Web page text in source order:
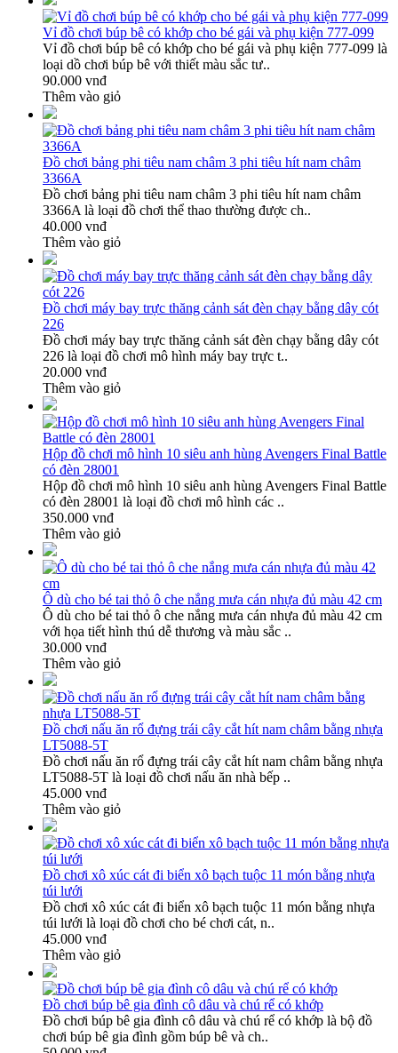
Vỉ đồ chơi búp bê có khớp cho bé gái và phụ kiện 777-099
Vỉ đồ chơi búp bê có khớp cho bé gái và phụ kiện 777-099 là
loại dồ chơi búp bê với thiết màu sắc tư..
90.000 vnđ
Thêm vào giỏ
Đồ chơi bảng phi tiêu nam châm 3 phi tiêu hít nam châm
3366A
Đồ chơi bảng phi tiêu nam châm 3 phi tiêu hít nam châm
3366A là loại đồ chơi thể thao thường được ch..
40.000 vnđ
Thêm vào giỏ
Đồ chơi máy bay trực thăng cảnh sát đèn chạy bằng dây cót
226
Đồ chơi máy bay trực thăng cảnh sát đèn chạy bằng dây cót
226 là loại đồ chơi mô hình máy bay trực t..
20.000 vnđ
Thêm vào giỏ
Hộp đồ chơi mô hình 10 siêu anh hùng Avengers Final Battle
có đèn 28001
Hộp đồ chơi mô hình 10 siêu anh hùng Avengers Final Battle
có đèn 28001 là loại đồ chơi mô hình các ..
350.000 vnđ
Thêm vào giỏ
Ô dù cho bé tai thỏ ô che nắng mưa cán nhựa đủ màu 42 cm
Ô dù cho bé tai thỏ ô che nắng mưa cán nhựa đủ màu 42 cm
với họa tiết hình thú dễ thương và màu sắc ..
30.000 vnđ
Thêm vào giỏ
Đồ chơi nấu ăn rổ đựng trái cây cắt hít nam châm bằng nhựa
LT5088-5T
Đồ chơi nấu ăn rổ đựng trái cây cắt hít nam châm bằng nhựa
LT5088-5T là loại đồ chơi nấu ăn nhà bếp ..
45.000 vnđ
Thêm vào giỏ
Đồ chơi xô xúc cát đi biển xô bạch tuộc 11 món bằng nhựa
túi lưới
Đồ chơi xô xúc cát đi biển xô bạch tuộc 11 món bằng nhựa
túi lưới là loại đồ chơi cho bé chơi cát, n..
45.000 vnđ
Thêm vào giỏ
Đồ chơi búp bê gia đình cô dâu và chú rể có khớp
Đồ chơi búp bê gia đình cô dâu và chú rể có khớp là bộ đồ
chơi búp bê gia đình gồm búp bê và ch..